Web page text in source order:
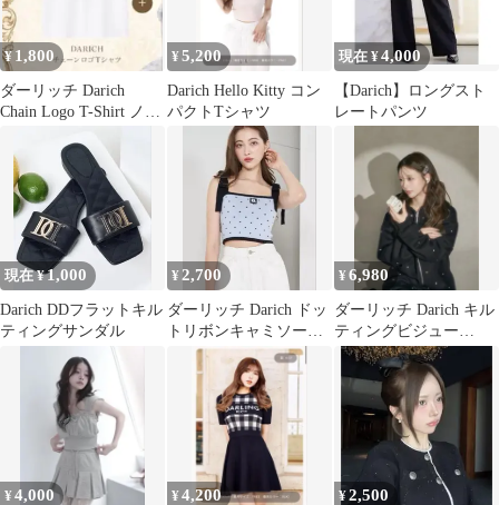
¥ 1,800
ダーリッチ Darich
Chain Logo T-Shirt ノベ
¥5,200
Darich Hello Kitty コン
パクトTシャツ
現在 ¥4,000
【Darich】ロングスト
レートパンツ
現在 ¥1,000
Darich DDフラットキル
ティングサンダル
¥2,700
ダーリッチ Darich ドッ
トリボンキャミソール
SAX
¥6,980
ダーリッチ Darich キル
ティングビジュー
AirPodsケース ホワイ
ト 白
¥4,000 ¥4,200 ¥2,500